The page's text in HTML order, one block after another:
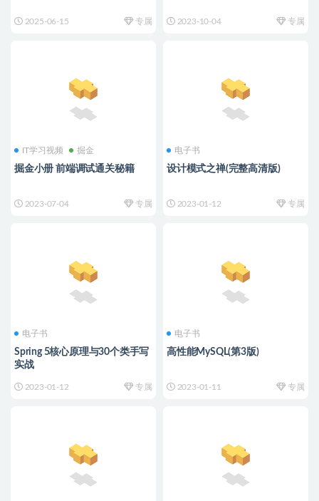
2025-06-15 专属 2023-10-04 专属
IT学习视频 掘金
掘金小册 前端调试通关秘籍
2023-07-04 专属
电子书
设计模式之禅(完整高清版)
2023-01-12 专属
电子书
Spring 5核心原理与30个类手写
实战
2023-01-12 专属
电子书
高性能MySQL(第3版)
2023-01-11 专属